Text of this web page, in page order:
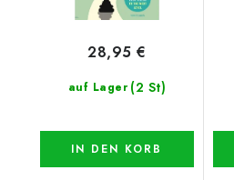
auf Lager (2 St)
28,95 €
IN DEN KORB